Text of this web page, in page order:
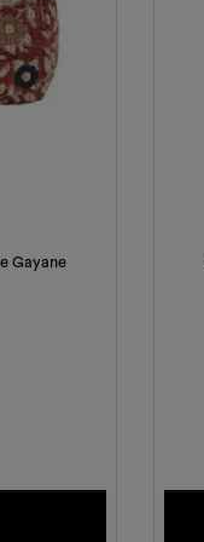
Gayane